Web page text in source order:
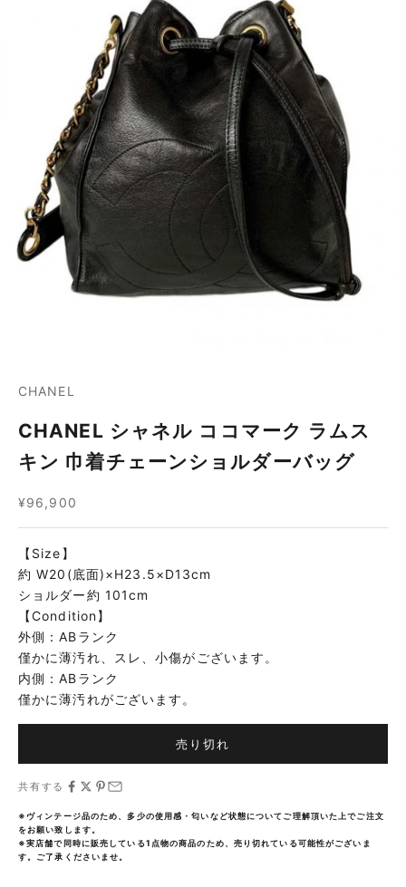
CHANEL
CHANEL シャネル ココマーク ラムス
キン 巾着チェーンショルダーバッグ
セール価格
¥96,900
【Size】
約 W20(底面)×H23.5×D13cm
ショルダー約 101cm
【Condition】
外側：ABランク
僅かに薄汚れ、スレ、小傷がございます。
内側：ABランク
僅かに薄汚れがございます。
売り切れ
共有する
※ヴィンテージ品のため、多少の使用感・匂いなど状態についてご理解頂いた上でご注文
をお願い致します。
※実店舗で同時に販売している1点物の商品のため、売り切れている可能性がございま
す。ご了承くださいませ。